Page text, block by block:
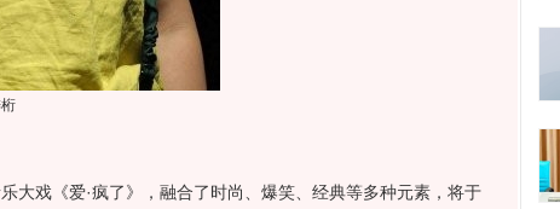
戏《爱·疯了》，融合了时尚、爆笑、经典等多种元素，将于